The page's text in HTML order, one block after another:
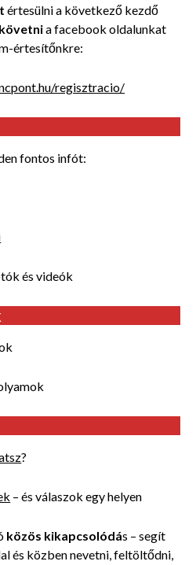
értesülni a következő kezdő
a facebook oldalunkat
értesítőnkre:
regisztracio/
fontos infót:
és videók
?
– és válaszok egy helyen
közös kikapcsolódás – segít
és közben nevetni, feltöltődni,